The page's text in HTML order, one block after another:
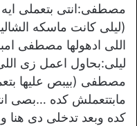
مصطفى:انتى بتعملى ايه
(ليلى كانت ماسكه
اللى ادهولها مصطفى
ليلى:بحاول اعمل زى
مصطفى (بيبص عليها
مابتتعملش كده …بصى
كده وبعد تدخلى دى